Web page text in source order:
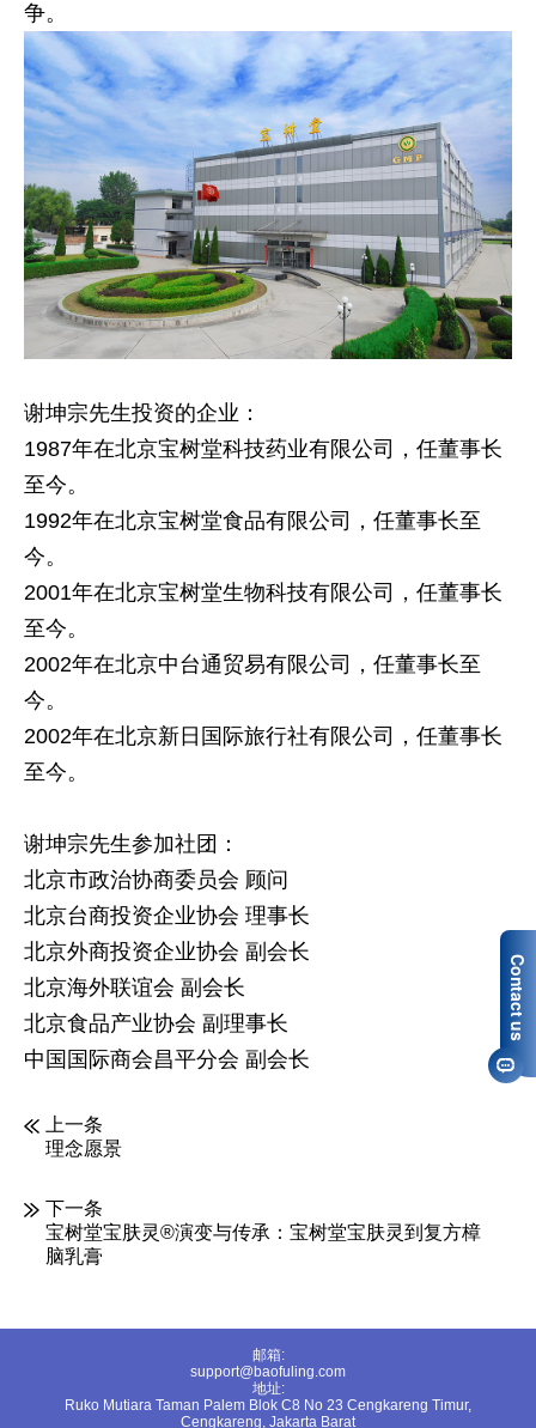
争。
谢坤宗先生投资的企业：
1987年在北京宝树堂科技药业有限公司，任董事长
至今。
1992年在北京宝树堂食品有限公司，任董事长至
今。
2001年在北京宝树堂生物科技有限公司，任董事长
至今。
2002年在北京中台通贸易有限公司，任董事长至
今。
2002年在北京新日国际旅行社有限公司，任董事长
至今。
谢坤宗先生参加社团：
北京市政治协商委员会 顾问
北京台商投资企业协会 理事长
北京外商投资企业协会 副会长
北京海外联谊会 副会长
北京食品产业协会 副理事长
中国国际商会昌平分会 副会长
上一条
理念愿景
下一条
宝树堂宝肤灵®演变与传承：宝树堂宝肤灵到复方樟
脑乳膏
邮箱:
support@baofuling.com
地址:
Ruko Mutiara Taman Palem Blok C8 No 23 Cengkareng Timur,
Cengkareng, Jakarta Barat